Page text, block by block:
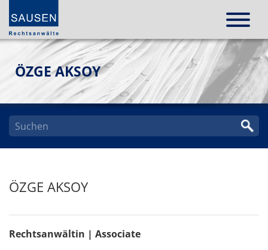
ÖZGE AKSOY
ÖZGE AKSOY
Rechtsanwältin | Associate